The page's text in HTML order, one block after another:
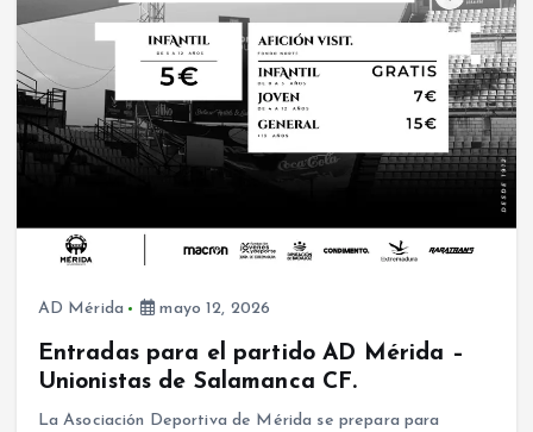
AD Mérida mayo 12, 2026
Entradas para el partido AD Mérida –
Unionistas de Salamanca CF.
La Asociación Deportiva de Mérida se prepara para